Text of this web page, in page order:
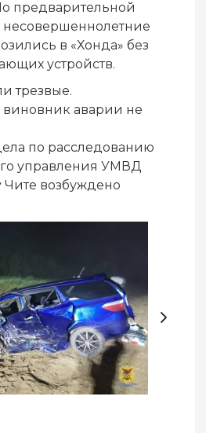
предварительной
в «Хонда» без
устройств.
трезвые.
аварии не
по расследованию
управления УМВД
Чите возбуждено